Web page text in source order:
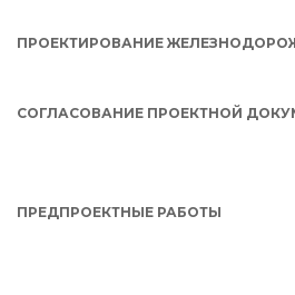
ПРОЕКТИРОВАНИЕ
СОГЛАСОВАНИЕ ПРОЕКТНОЙ
ПРЕДПРОЕКТНЫЕ РАБОТЫ